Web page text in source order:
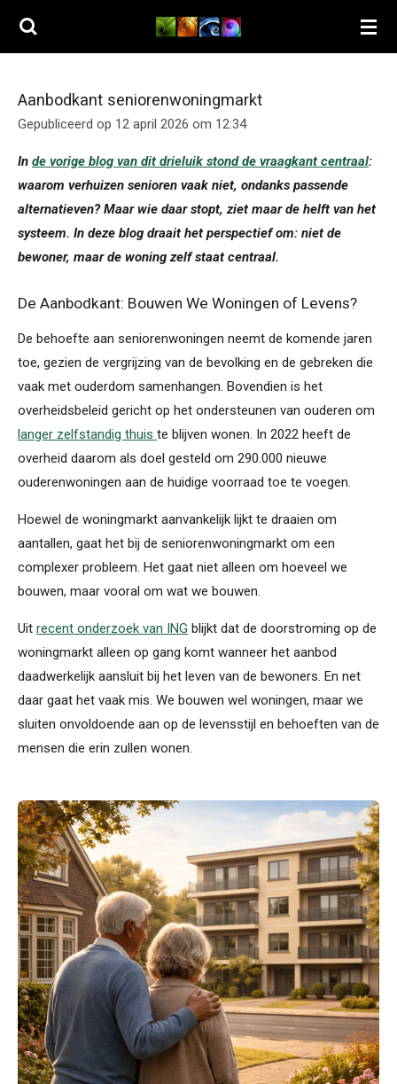
Ga
de
hoofdinhoud
Aanbodkant seniorenwoningmarkt
Gepubliceerd op 12 april 2026 om 12:34
In de vorige blog van dit drieluik stond de vraagkant centraal:
waarom verhuizen senioren vaak niet, ondanks passende
alternatieven? Maar wie daar stopt, ziet maar de helft van het
systeem. In deze blog draait het perspectief om: niet de
bewoner, maar de woning zelf staat centraal.
De Aanbodkant: Bouwen We Woningen of Levens?
De behoefte aan seniorenwoningen neemt de komende jaren
toe, gezien de vergrijzing van de bevolking en de gebreken die
vaak met ouderdom samenhangen. Bovendien is het
overheidsbeleid gericht op het ondersteunen van ouderen om
langer zelfstandig thuis te blijven wonen. In 2022 heeft de
overheid daarom als doel gesteld om 290.000 nieuwe
ouderenwoningen aan de huidige voorraad toe te voegen.
Hoewel de woningmarkt aanvankelijk lijkt te draaien om
aantallen, gaat het bij de seniorenwoningmarkt om een
complexer probleem. Het gaat niet alleen om hoeveel we
bouwen, maar vooral om wat we bouwen.
Uit recent onderzoek van ING blijkt dat de doorstroming op de
woningmarkt alleen op gang komt wanneer het aanbod
daadwerkelijk aansluit bij het leven van de bewoners. En net
daar gaat het vaak mis. We bouwen wel woningen, maar we
sluiten onvoldoende aan op de levensstijl en behoeften van de
mensen die erin zullen wonen.